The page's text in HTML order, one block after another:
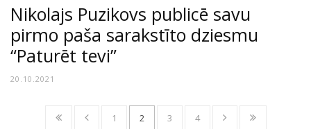
Nikolajs Puzikovs publicē savu
pirmo paša sarakstīto dziesmu
“Paturēt tevi”
20.10.2021
1 2 3 4